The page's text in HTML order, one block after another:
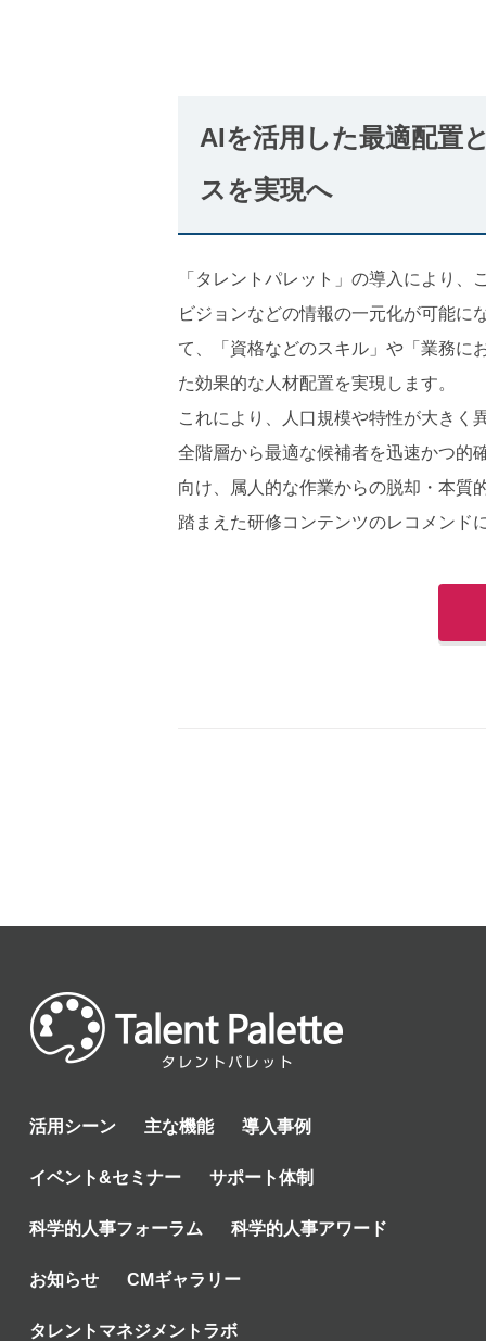
AIを活用した最適配置
スを実現へ
「タレントパレット」の導入により
ビジョンなどの情報の一元化が可能に
て、「資格などのスキル」や「業務に
た効果的な人材配置を実現します。
これにより、人口規模や特性が大きく
全階層から最適な候補者を迅速かつ的
向け、属人的な作業からの脱却・本質
踏まえた研修コンテンツのレコメンド
活用シーン 主な機能 導入事例
イベント&セミナー サポート体制
科学的人事フォーラム 科学的人事アワード
お知らせ CMギャラリー
タレントマネジメントラボ